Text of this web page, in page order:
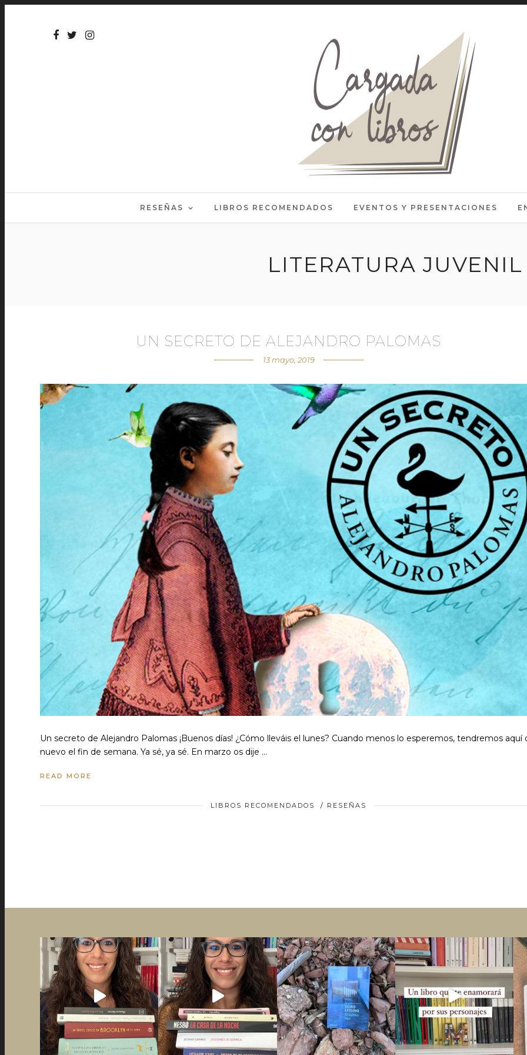
RESEÑAS LIBROS RECOMENDADOS EVENTOS Y PRESENTACIONES
LITERATURA JUVENIL
UN SECRETO DE ALEJANDRO PALOMAS
13 mayo, 2019
Un secreto de Alejandro Palomas ¡Buenos días! ¿Cómo lleváis el lunes? Cuando menos lo esperemos, tendremos aquí
nuevo el fin de semana. Ya sé, ya sé. En marzo os dije …
READ MORE
LIBROS RECOMENDADOS / RESEÑAS